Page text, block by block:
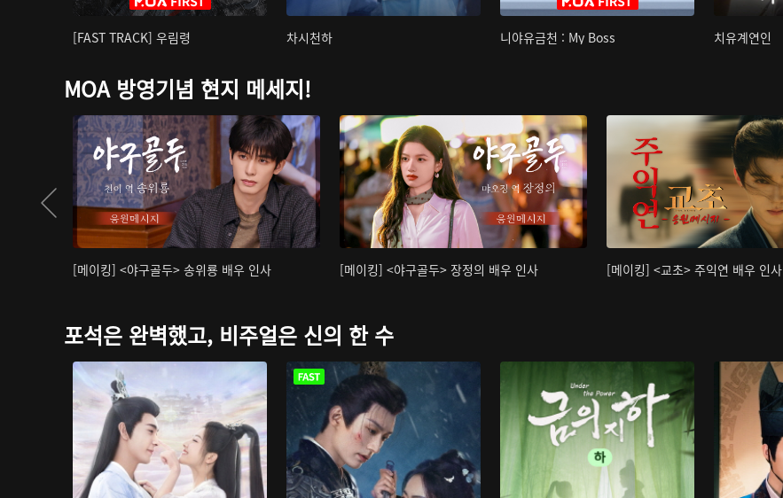
[FAST TRACK] 우림령 차시천하 니야유금천 : My Boss 치유계연인
MOA 방영기념 현지 메세지!
[메이킹] <야구골두> 송위룡 배우 인사 [메이킹] <야구골두> 장정의 배우 인사 [메이킹] <교초> 주익연 배우 인사
포석은 완벽했고, 비주얼은 신의 한 수